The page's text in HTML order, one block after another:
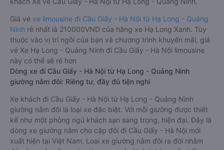
nhất: Xe từ Hạ Long - Quảng Ninh đi Cầu Giấy - Hà Nội
limousine được đánh giá chung có chất lượng Tốt với điểm
đánh giá trung bình từ 4.3/5 dựa trên 5743 phản hồi của hành
khách Xe về Cầu Giấy - Hà Nội từ Hạ Long - Quảng Ninh.
Giá vé xe limousine đi Cầu Giấy - Hà Nội từ Hạ Long - Quảng
Ninhrẻ nhất là 210000VND của hãng xe Hạ Long Xanh. Tùy
thuộc vào vị trí ngồi của bạn và chương trình khuyến mãi, giá
vé Xe Hạ Long - Quảng Ninh đi Cầu Giấy - Hà Nội limousine
này có thể sẽ rẻ hơn
Dòng xe đi Cầu Giấy - Hà Nội từ Hạ Long - Quảng Ninh
giường nằm đôi: Riêng tư, đầy đủ tiện nghi
Xe khách đi Cầu Giấy - Hà Nội từ Hạ Long - Quảng Ninh
giường nằm đôi là loại xe đặc biệt. Với mỗi giường được thiết